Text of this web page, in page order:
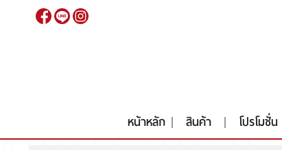
หน้าหลัก สินค้า โปรโมชั่น